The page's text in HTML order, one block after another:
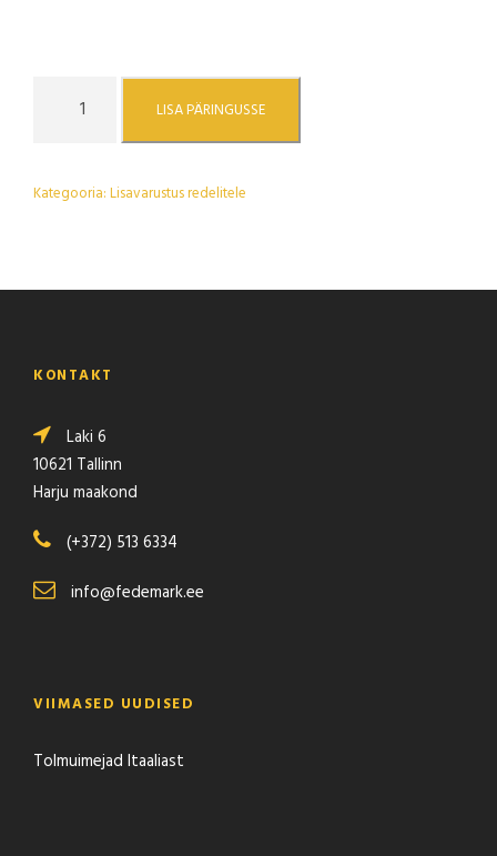
r
i
q
t
i
t
LISA PÄRINGUSSE
Kategooria:Lisavarustus redelitele
KONTAKT
Laki 6
10621 Tallinn
Harju maakond
(+372) 513 6334
info@fedemark.ee
VIIMASED UUDISED
Tolmuimejad Itaaliast